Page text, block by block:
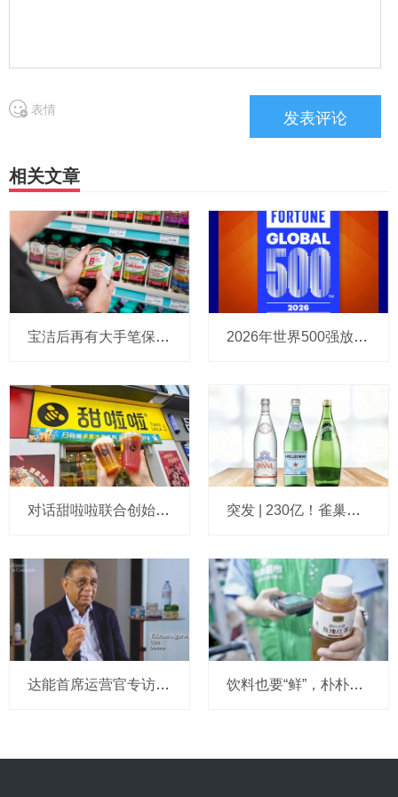
表情
相关文章
宝洁后再有大手笔保健品收购：麒麟超90亿拿下健美生，在华已入驻山姆和开市客等多渠道，为何超300亿资本一周内“疯抢”VMS？ 2026年世界500强放榜：沃尔玛12年“榜一”让位，雀巢、百事、亿滋保持了头部“队形”，喜力落榜，饮料巨头排名普遍下滑
对话甜啦啦联合创始人许周：希望10元以下茶饮产品也能有不错的体验，不进入咖啡赛道或失去未来竞争机会 突发 | 230亿！雀巢官宣将巴黎水、圣培露和普娜等“打包”进饮料新巨头：与美国私募合资成立Peranel，雀巢保留50%股权，整合30多个品牌
达能首席运营官专访：稍不留神世界就把你甩在身后，乳品焦点转向高蛋白和肠道健康，供应链员工不能只被动等指令，给出“4C绩效管理框架” 饮料也要“鲜”，朴朴正在把饮料柜变成第二个“生鲜区”